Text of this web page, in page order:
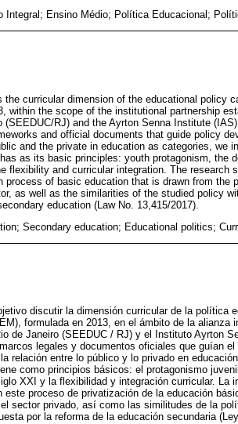
Integral; Ensino Médio; Política Educacional;
curricular dimension of the educational policy
within the scope of the institutional partnership
(SEEDUC/RJ) and the Ayrton Senna Institute
and official documents that guide policy
and the private in education as categories, we
as its basic principles: youth protagonism, the
flexibility and curricular integration. The
process of basic education that is drawn from the
as well as the similarities of the studied policy
education (Law No. 13,415/2017).
Secondary education; Educational politics;
discutir la dimensión curricular de la política
formulada en 2013, en el ámbito de la
de Janeiro (SEEDUC / RJ) y el Instituto Ayrton
legales y documentos oficiales que guían
relación entre lo público y lo privado en
como principios básicos: el protagonismo
XXI y la flexibilidad y integración curricular. La
este proceso de privatización de la educación
sector privado, así como las similitudes de la
por la reforma de la educación secundaria